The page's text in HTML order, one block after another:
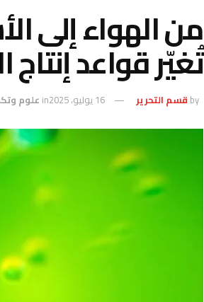
من الهواء إلى
تُغيّر قواعد إنتاج
by قسم التحرير 16 يوليو، 2025 in علوم